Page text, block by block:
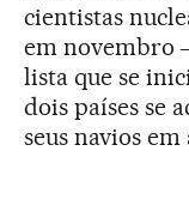
cientistas
em novembro
lista que se
dois países se
seus navios